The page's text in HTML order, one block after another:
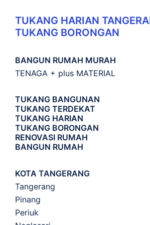
TUKANG HARIAN
TUKANG BORONGAN
BANGUN RUMAH MURAH
TENAGA + plus MATERIAL
TUKANG BANGUNAN
TUKANG TERDEKAT
TUKANG HARIAN
TUKANG BORONGAN
RENOVASI RUMAH
BANGUN RUMAH
KOTA TANGERANG
Tangerang
Pinang
Periuk